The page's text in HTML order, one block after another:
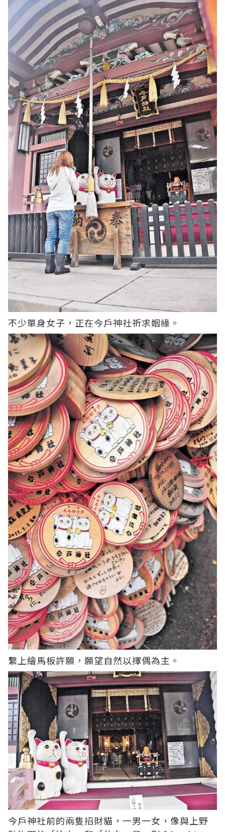
不少單身女子，正在今戶神社祈求姻緣。
繫上繪馬板許願，願望自然以擇偶為主。
今戶神社前的兩隻招財貓，一男一女，像與上野